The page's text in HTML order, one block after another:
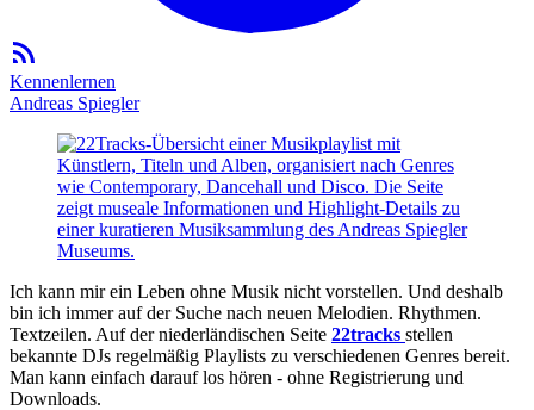
Kennenlernen
Andreas Spiegler
Ich kann mir ein Leben ohne Musik nicht vorstellen. Und deshalb
bin ich immer auf der Suche nach neuen Melodien. Rhythmen.
Textzeilen. Auf der niederländischen Seite 22tracks stellen
bekannte DJs regelmäßig Playlists zu verschiedenen Genres bereit.
Man kann einfach darauf los hören - ohne Registrierung und
Downloads.